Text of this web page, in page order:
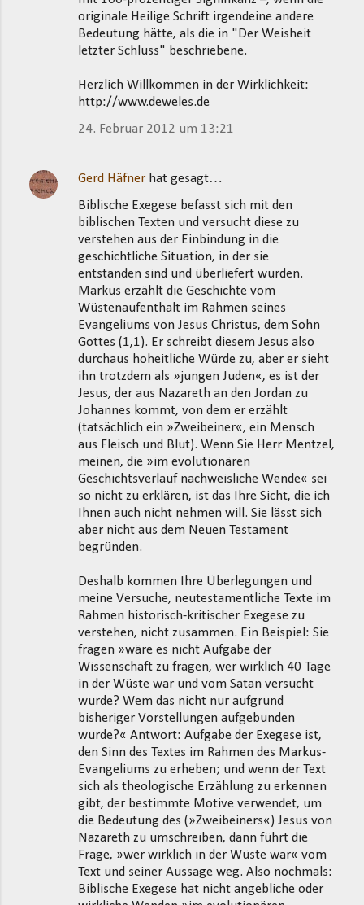
originale Heilige Schrift irgendeine andere
Bedeutung hätte, als die in "Der Weisheit
letzter Schluss" beschriebene.
Herzlich Willkommen in der Wirklichkeit:
http://www.deweles.de
24. Februar 2012 um 13:21
Gerd Häfner hat gesagt…
Biblische Exegese befasst sich mit den
biblischen Texten und versucht diese zu
verstehen aus der Einbindung in die
geschichtliche Situation, in der sie
entstanden sind und überliefert wurden.
Markus erzählt die Geschichte vom
Wüstenaufenthalt im Rahmen seines
Evangeliums von Jesus Christus, dem Sohn
Gottes (1,1). Er schreibt diesem Jesus also
durchaus hoheitliche Würde zu, aber er sieht
ihn trotzdem als »jungen Juden«, es ist der
Jesus, der aus Nazareth an den Jordan zu
Johannes kommt, von dem er erzählt
(tatsächlich ein »Zweibeiner«, ein Mensch
aus Fleisch und Blut). Wenn Sie Herr Mentzel,
meinen, die »im evolutionären
Geschichtsverlauf nachweisliche Wende« sei
so nicht zu erklären, ist das Ihre Sicht, die ich
Ihnen auch nicht nehmen will. Sie lässt sich
aber nicht aus dem Neuen Testament
begründen.
Deshalb kommen Ihre Überlegungen und
meine Versuche, neutestamentliche Texte im
Rahmen historisch-kritischer Exegese zu
verstehen, nicht zusammen. Ein Beispiel: Sie
fragen »wäre es nicht Aufgabe der
Wissenschaft zu fragen, wer wirklich 40 Tage
in der Wüste war und vom Satan versucht
wurde? Wem das nicht nur aufgrund
bisheriger Vorstellungen aufgebunden
wurde?« Antwort: Aufgabe der Exegese ist,
den Sinn des Textes im Rahmen des Markus-
Evangeliums zu erheben; und wenn der Text
sich als theologische Erzählung zu erkennen
gibt, der bestimmte Motive verwendet, um
die Bedeutung des (»Zweibeiners«) Jesus von
Nazareth zu umschreiben, dann führt die
Frage, »wer wirklich in der Wüste war« vom
Text und seiner Aussage weg. Also nochmals:
Biblische Exegese hat nicht angebliche oder